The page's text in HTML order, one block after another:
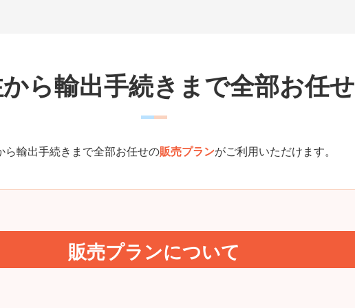
ら輸出手続きまで全部お任せ
ら輸出手続きまで全部お任せの販売プランがご利用いただけます。
販売プランについて